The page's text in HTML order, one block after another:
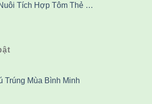
Tích Hợp Tôm Thẻ …
Trúng Mùa Bình Minh